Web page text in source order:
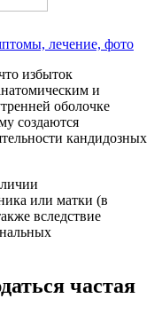
лечение, фото
избыток
и
оболочке
создаются
кандидозных
или матки (в
вследствие
частая